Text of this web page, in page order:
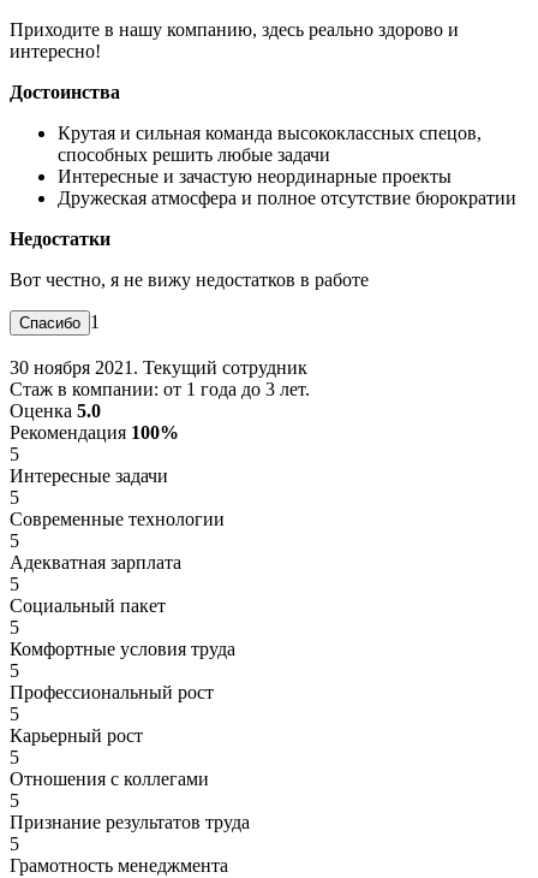
Приходите в нашу компанию, здесь реально здорово и
интересно!
Достоинства
Крутая и сильная команда высококлассных спецов,
способных решить любые задачи
Интересные и зачастую неординарные проекты
Дружеская атмосфера и полное отсутствие бюрократии
Недостатки
Вот честно, я не вижу недостатков в работе
1
30 ноября 2021. Текущий сотрудник
Стаж в компании: от 1 года до 3 лет.
Оценка 5.0
Рекомендация 100%
5
Интересные задачи
5
Современные технологии
5
Адекватная зарплата
5
Социальный пакет
5
Комфортные условия труда
5
Профессиональный рост
5
Карьерный рост
5
Отношения с коллегами
5
Признание результатов труда
5
Грамотность менеджмента